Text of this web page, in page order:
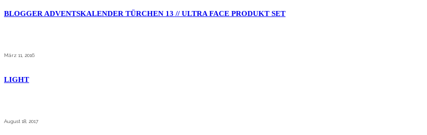
BLOGGER ADVENTSKALENDER TÜRCHEN 13 // ULTRA FACE PRODUKT SET
März 11, 2016
LIGHT
August 18, 2017